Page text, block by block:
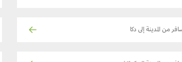
من المدينة إلى دكا